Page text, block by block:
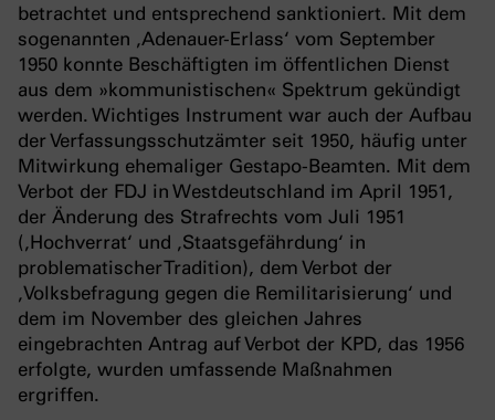
betrachtet und entsprechend sanktioniert. Mit dem
sogenannten ‚Adenauer-Erlass‘ vom September
1950 konnte Beschäftigten im öffentlichen Dienst
aus dem »kommunistischen« Spektrum gekündigt
werden. Wichtiges Instrument war auch der Aufbau
der Verfassungsschutzämter seit 1950, häufig unter
Mitwirkung ehemaliger Gestapo-Beamten. Mit dem
Verbot der FDJ in Westdeutschland im April 1951,
der Änderung des Strafrechts vom Juli 1951
(‚Hochverrat‘ und ‚Staatsgefährdung‘ in
problematischer Tradition), dem Verbot der
‚Volksbefragung gegen die Remilitarisierung‘ und
dem im November des gleichen Jahres
eingebrachten Antrag auf Verbot der KPD, das 1956
erfolgte, wurden umfassende Maßnahmen
ergriffen.